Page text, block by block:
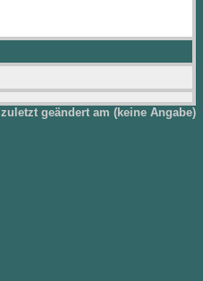
zuletzt geändert am (keine Angabe)